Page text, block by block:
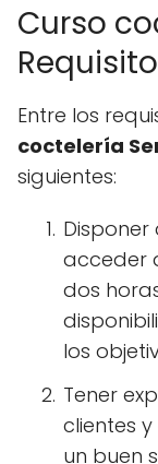
Curso
Entre los
coctelería
siguientes:
acceder
dos
los
Tener
clientes
un buen